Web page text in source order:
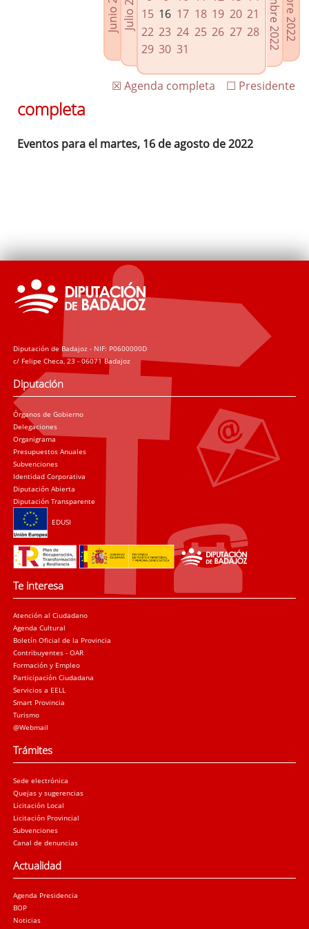
Agenda de Presidencia
Plenos provinciales y Juntas de gobierno
Oficina de Proyectos Europeos
15 16 17 18 19 20 21
22 23 24 25 26 27 28
29 30 31
☐ Presidente
☒ Agenda completa
completa
Eventos para el martes, 16 de agosto de 2022
Diputación de Badajoz - NIF: P0600000D
c/ Felipe Checa, 23 - 06071 Badajoz
Diputación
Órganos de Gobierno
Delegaciones
Organigrama
Presupuestos Anuales
Subvenciones
Identidad Corporativa
Diputación Abierta
Diputación Transparente
EDUSI
Te interesa
Atención al Ciudadano
Agenda Cultural
Boletín Oficial de la Provincia
Contribuyentes - OAR
Formación y Empleo
Participación Ciudadana
Servicios a EELL
Smart Provincia
Turismo
@Webmail
Trámites
Sede electrónica
Quejas y sugerencias
Licitación Local
Licitación Provincial
Subvenciones
Canal de denuncias
Actualidad
Agenda Presidencia
BOP
Noticias